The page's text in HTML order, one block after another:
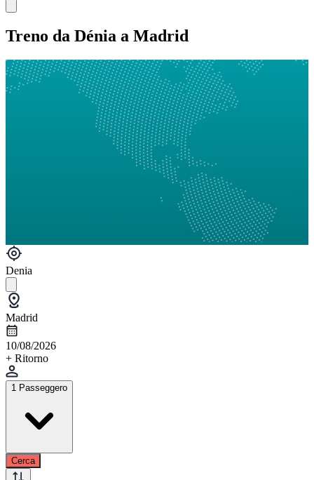
Treno da Dénia a Madrid
Denia
Madrid
10/08/2026
+ Ritorno
1 Passeggero
Cerca